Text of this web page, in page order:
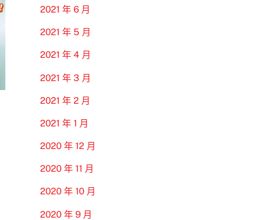
2021 年 6 月
2021 年 5 月
2021 年 4 月
2021 年 3 月
2021 年 2 月
2021 年 1 月
2020 年 12 月
2020 年 11 月
2020 年 10 月
2020 年 9 月